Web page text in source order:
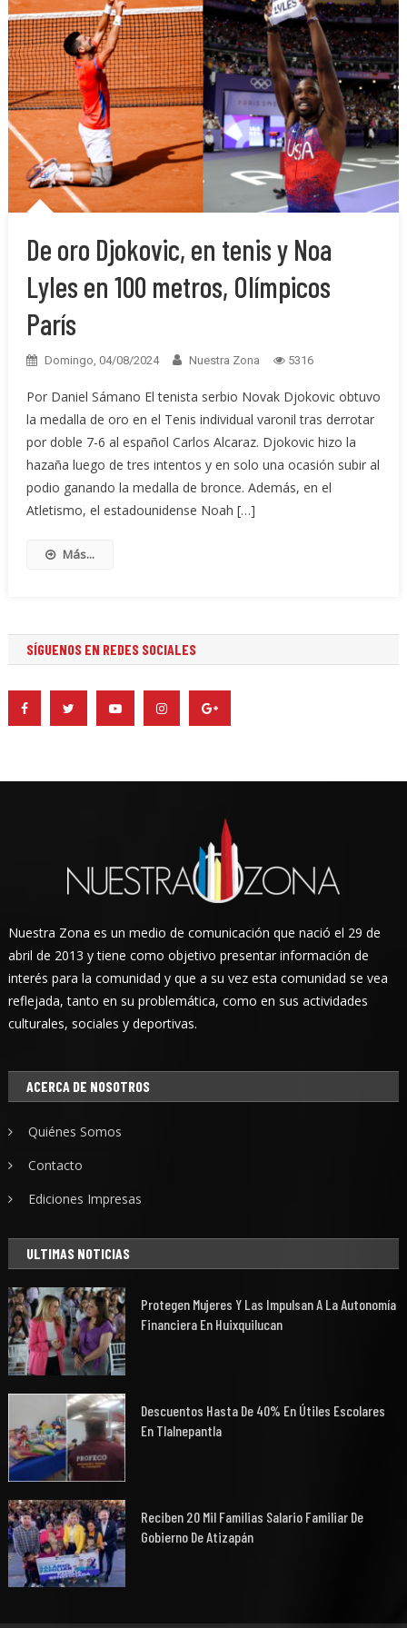
De oro Djokovic, en tenis y Noa
Lyles en 100 metros, Olímpicos
París
Domingo, 04/08/2024 Nuestra Zona 5316
Por Daniel Sámano El tenista serbio Novak Djokovic obtuvo
la medalla de oro en el Tenis individual varonil tras derrotar
por doble 7-6 al español Carlos Alcaraz. Djokovic hizo la
hazaña luego de tres intentos y en solo una ocasión subir al
podio ganando la medalla de bronce. Además, en el
Atletismo, el estadounidense Noah […]
Más...
SÍGUENOS EN REDES SOCIALES
Nuestra Zona es un medio de comunicación que nació el 29 de
abril de 2013 y tiene como objetivo presentar información de
interés para la comunidad y que a su vez esta comunidad se vea
reflejada, tanto en su problemática, como en sus actividades
culturales, sociales y deportivas.
ACERCA DE NOSOTROS
Quiénes Somos
Contacto
Ediciones Impresas
ULTIMAS NOTICIAS
Protegen Mujeres Y Las Impulsan A La Autonomía
Financiera En Huixquilucan
Descuentos Hasta De 40% En Útiles Escolares
En Tlalnepantla
Reciben 20 Mil Familias Salario Familiar De
Gobierno De Atizapán